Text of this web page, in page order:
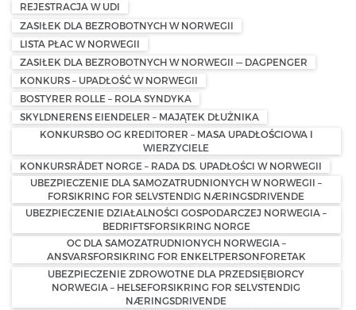
REJESTRACJA W UDI
ZASIŁEK DLA BEZROBOTNYCH W NORWEGII
LISTA PŁAC W NORWEGII
ZASIŁEK DLA BEZROBOTNYCH W NORWEGII — DAGPENGER
KONKURS – UPADŁOŚĆ W NORWEGII
BOSTYRER ROLLE – ROLA SYNDYKA
SKYLDNERENS EIENDELER – MAJĄTEK DŁUŻNIKA
KONKURSBO OG KREDITORER – MASA UPADŁOŚCIOWA I
WIERZYCIELE
KONKURSRÅDET NORGE – RADA DS. UPADŁOŚCI W NORWEGII
UBEZPIECZENIE DLA SAMOZATRUDNIONYCH W NORWEGII –
FORSIKRING FOR SELVSTENDIG NÆRINGSDRIVENDE
UBEZPIECZENIE DZIAŁALNOŚCI GOSPODARCZEJ NORWEGIA –
BEDRIFTSFORSIKRING NORGE
OC DLA SAMOZATRUDNIONYCH NORWEGIA –
ANSVARSFORSIKRING FOR ENKELTPERSONFORETAK
UBEZPIECZENIE ZDROWOTNE DLA PRZEDSIĘBIORCY
NORWEGIA – HELSEFORSIKRING FOR SELVSTENDIG
NÆRINGSDRIVENDE